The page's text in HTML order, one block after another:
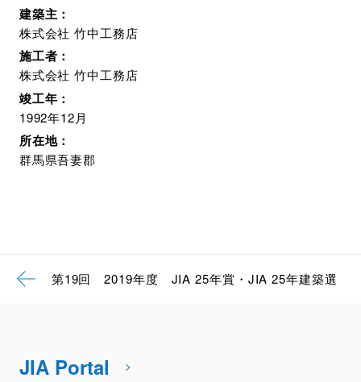
建築主：
株式会社 竹中工務店
施工者：
株式会社 竹中工務店
竣工年：
1992年12月
所在地：
群馬県吾妻郡
第19回 2019年度 JIA 25年賞・JIA 25年建築選
JIA Portal